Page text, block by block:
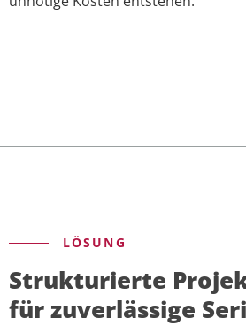
LÖSUNG
Strukturierte
für zuverlässige